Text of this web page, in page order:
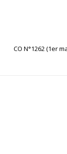
CO N°1262 (1er